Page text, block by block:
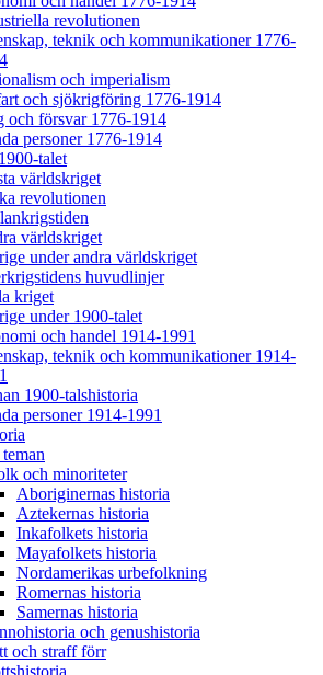
revolutionen
teknik och kommunikationer 1776-
och imperialism
och sjökrigföring 1776-1914
och försvar 1776-1914
personer 1776-1914
talet
världskriget
revolutionen
världskriget
under andra världskriget
huvudlinjer
kriget
under 1900-talet
och handel 1914-1991
teknik och kommunikationer 1914-
1900-talshistoria
personer 1914-1991
och minoriteter
Aboriginernas historia
Aztekernas historia
Inkafolkets historia
Mayafolkets historia
Nordamerikas urbefolkning
Romernas historia
Samernas historia
och genushistoria
och straff förr